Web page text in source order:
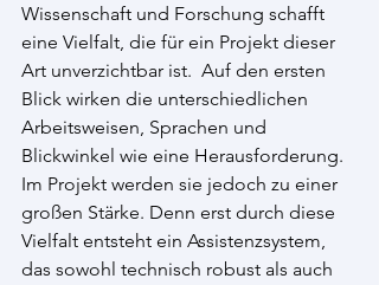
Wissenschaft und Forschung schafft
eine Vielfalt, die für ein Projekt dieser
Art unverzichtbar ist.  Auf den ersten
Blick wirken die unterschiedlichen
Arbeitsweisen, Sprachen und
Blickwinkel wie eine Herausforderung.
Im Projekt werden sie jedoch zu einer
großen Stärke. Denn erst durch diese
Vielfalt entsteht ein Assistenzsystem,
das sowohl technisch robust als auch